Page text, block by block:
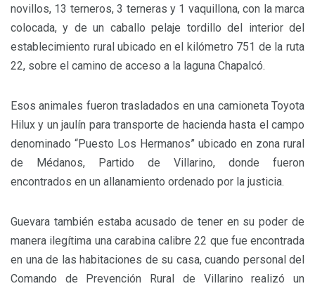
novillos, 13 terneros, 3 terneras y 1 vaquillona, con la marca
colocada, y de un caballo pelaje tordillo del interior del
establecimiento rural ubicado en el kilómetro 751 de la ruta
22, sobre el camino de acceso a la laguna Chapalcó.
Esos animales fueron trasladados en una camioneta Toyota
Hilux y un jaulín para transporte de hacienda hasta el campo
denominado “Puesto Los Hermanos” ubicado en zona rural
de Médanos, Partido de Villarino, donde fueron
encontrados en un allanamiento ordenado por la justicia.
Guevara también estaba acusado de tener en su poder de
manera ilegítima una carabina calibre 22 que fue encontrada
en una de las habitaciones de su casa, cuando personal del
Comando de Prevención Rural de Villarino realizó un